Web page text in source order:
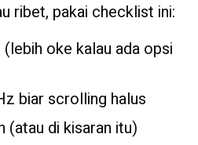
ribet, pakai checklist ini:
oke kalau ada opsi
biar scrolling halus
(atau di kisaran itu)